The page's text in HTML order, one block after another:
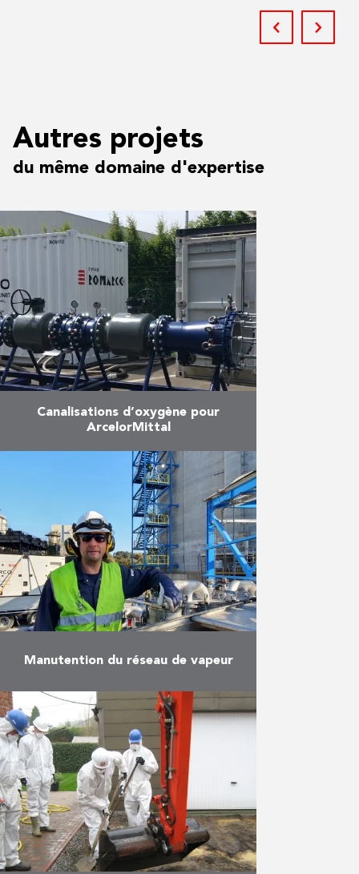
Autres projets
du même domaine d'expertise
Canalisations d’oxygène pour
ArcelorMittal
Le producteur d’acier
ArcelorMittal voulait mettre en
service de nouvelles canalisations
d’oxygène à Zelzate afin
d’augmenter sa capacité de
production d’acier. En vue d’éviter
tous …
En savoir plus
Manutention du réseau de vapeur
Romarco était responsable de la
manutention de l’ensemble du
réseau de vapeur, utilisé pour la
fabrication de médicaments
injectables, pour un de ses clients
dans …
En savoir plus